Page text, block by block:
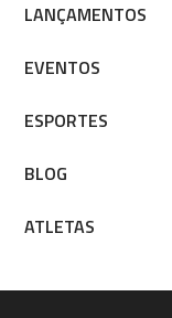
LANÇAMENTOS
EVENTOS
ESPORTES
BLOG
ATLETAS